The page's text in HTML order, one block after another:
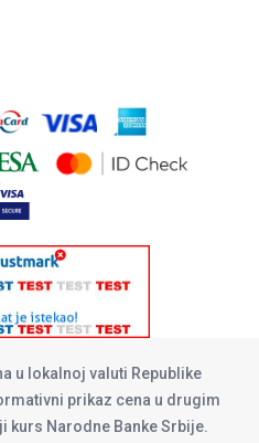
u lokalnoj valuti Republike
prikaz cena u drugim
kurs Narodne Banke Srbije.